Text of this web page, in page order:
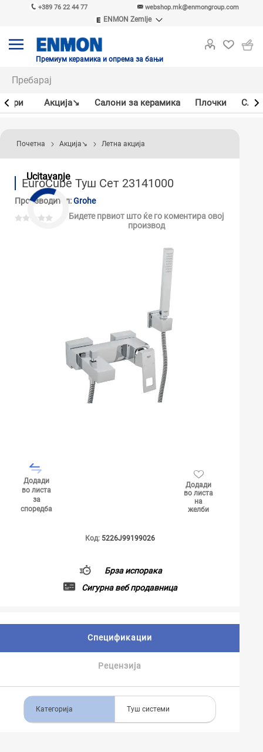
+389 76 22 44 77 webshop.mk@enmongroup.com
ENMON Zemlje
ENMON MKD
Премиум керамика и опрема за бањи
Акцијa↘ Салони за керамика Плочки
Ucitavanje
Почетна Акцијa↘ Летна акција
EuroCube Туш Сет 23141000
Производител:Grohe
Бидете првиот што ќе го коментира овој
производ
Додади
во листа
за
споредба
Додади
во листа
на
желби
Код: 5226J99199026
Брза испорака
Сигурна веб продавница
Спецификации
Рецензија
Категорија Туш системи